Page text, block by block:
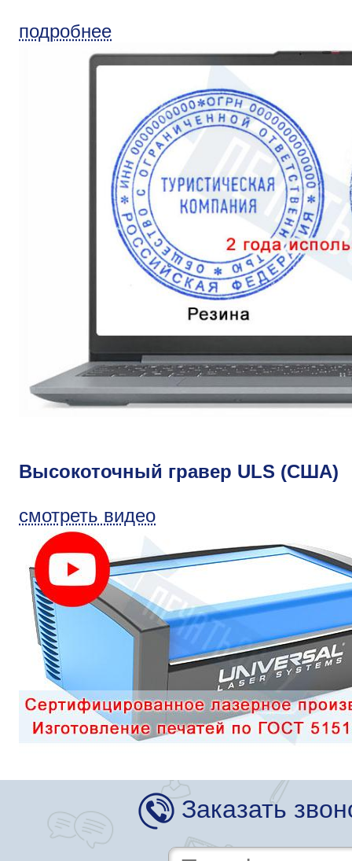
подробнее
Высокоточный гравер ULS (США)
смотреть видео
Заказать